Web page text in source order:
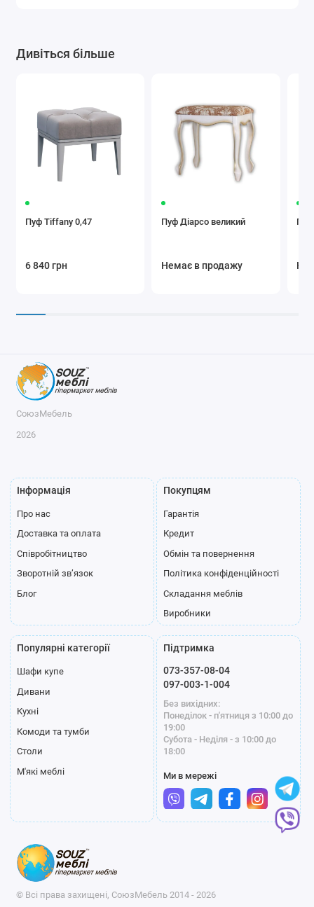
Дивіться більше
Пуф Tiffany 0,47
6 840 грн
Пуф Діарсо великий
Немає в продажу
СоюзМебель
2026
Інформація
Про нас
Доставка та оплата
Співробітництво
Зворотній зв’язок
Блог
Покупцям
Гарантія
Кредит
Обмін та повернення
Політика конфіденційності
Складання меблів
Виробники
Популярні категорії
Шафи купе
Дивани
Кухні
Комоди та тумби
Столи
М'які меблі
Підтримка
073-357-08-04
097-003-1-004
Без вихідних:
Понеділок - п'ятниця з 10:00 до
19:00
Субота - Неділя - з 10:00 до
18:00
Ми в мережі
© Всі права захищені, СоюзМебель 2014 - 2026